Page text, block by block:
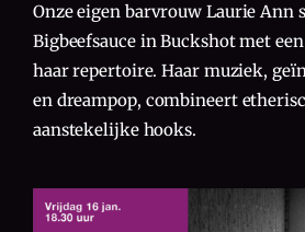
Onze eigen barvrouw Laurie Ann
Bigbeefsauce in Buckshot met
haar repertoire. Haar muziek,
en dreampop, combineert
aanstekelijke hooks.